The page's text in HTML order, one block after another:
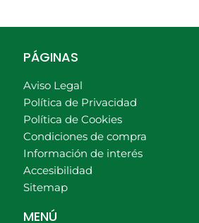
PÁGINAS
Aviso Legal
Política de Privacidad
Política de Cookies
Condiciones de compra
Información de interés
Accesibilidad
Sitemap
MENÚ